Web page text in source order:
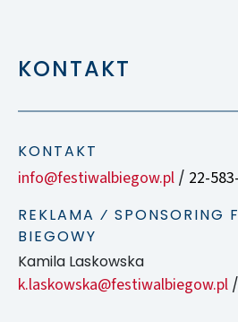
KONTAKT
KONTAKT
info@festiwalbiegow.pl / 22-
REKLAMA ⁄ SPONSORING
BIEGOWY
Kamila Laskowska
k.laskowska@festiwalbiegow.pl /